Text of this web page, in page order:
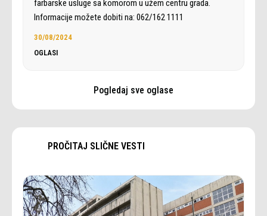
farbarske usluge sa komorom u užem centru grada.
Informacije možete dobiti na: 062/162 1111
30/08/2024
OGLASI
Pogledaj sve oglase
PROČITAJ SLIČNE VESTI